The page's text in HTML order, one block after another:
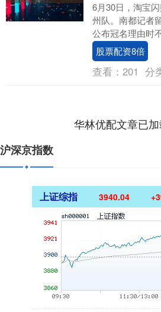
6月30日，淘宝
州队。南都记者
公布冠名理由时
苏超的优惠券，
惠券。....
股票配资8倍
查看： 201 分
华林优配文章已
沪深京指数
上证综指 3940.04